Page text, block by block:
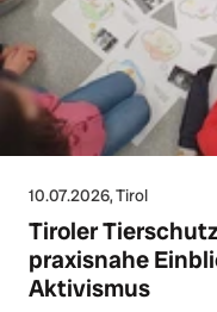
10.07.2026, Tirol
Tiroler
praxisnahe
Aktivismus